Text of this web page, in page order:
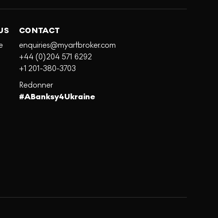
CONTACT
enquiries@myartbroker.com
+44 (0)204 571 6292
+1 201-380-3703
Redonner
#ABanksy4Ukraine